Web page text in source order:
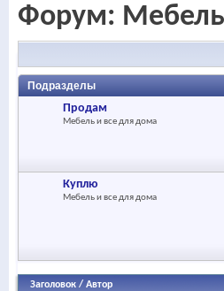
Форум:
Подразделы
Продам
Мебель и все для дома
Куплю
Мебель и все для дома
Заголовок / Автор